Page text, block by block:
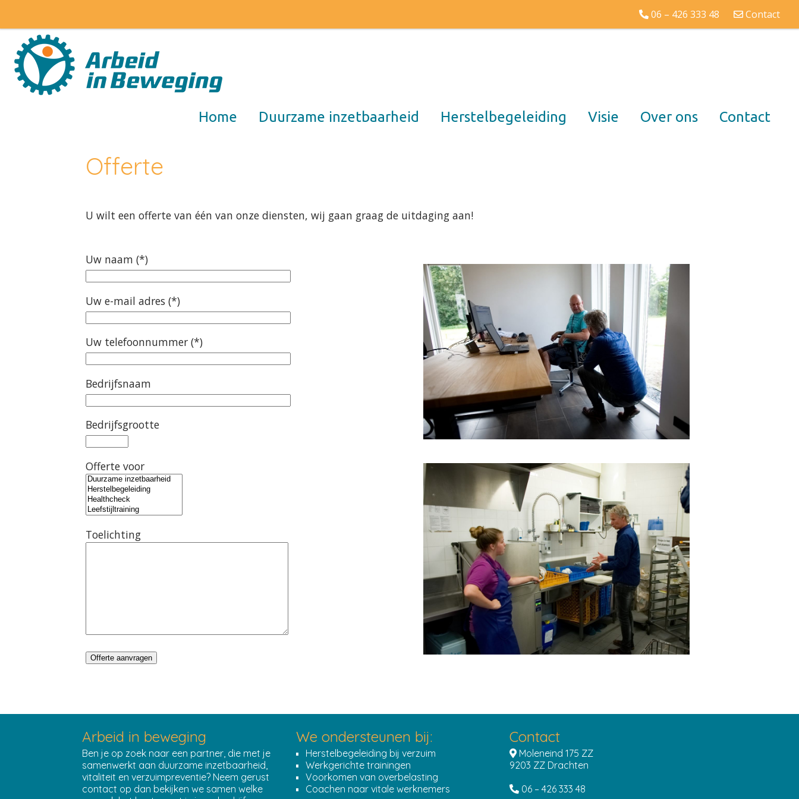
06 – 426 333 48 Contact
Home Duurzame inzetbaarheid Herstelbegeleiding Visie Over ons Contact
Offerte
U wilt een offerte van één van onze diensten, wij gaan graag de uitdaging aan!
Uw naam (*)
Uw e-mail adres (*)
Uw telefoonnummer (*)
Bedrijfsnaam
Bedrijfsgrootte
Offerte voor
Toelichting
Arbeid in beweging
Ben je op zoek naar een partner, die met je
samenwerkt aan duurzame inzetbaarheid,
vitaliteit en verzuimpreventie? Neem gerust
contact op dan bekijken we samen welke
We ondersteunen bij:
Herstelbegeleiding bij verzuim
Werkgerichte trainingen
Voorkomen van overbelasting
Coachen naar vitale werknemers
Contact
Moleneind 175 ZZ
9203 ZZ Drachten
06 – 426 333 48